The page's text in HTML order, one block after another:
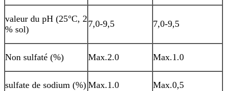
valeur du pH (25°C, 2
% sol)
7,0-9,5 7,0-9,5
Non sulfaté (%) Max.2.0 Max.1.0
sulfate de sodium (%) Max.1.0 Max.0,5